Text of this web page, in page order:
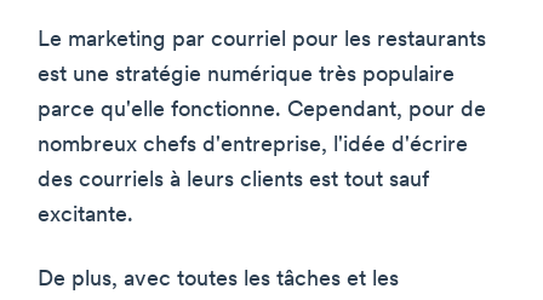
Le marketing par courriel pour les restaurants
est une stratégie numérique très populaire
parce qu'elle fonctionne. Cependant, pour de
nombreux chefs d'entreprise, l'idée d'écrire
des courriels à leurs clients est tout sauf
excitante.
De plus, avec toutes les tâches et les